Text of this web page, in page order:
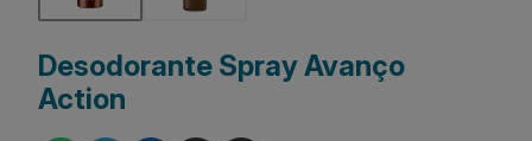
Desodorante Spray Avanço
Action